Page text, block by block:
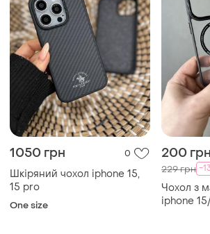
1050 грн 0
Шкіряний чохол iphone 15,
15 pro
One size
200 грн
229 грн -
Чохол з
iphone